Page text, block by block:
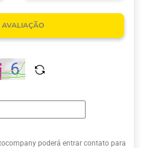
Somos
poderá entrar contato para